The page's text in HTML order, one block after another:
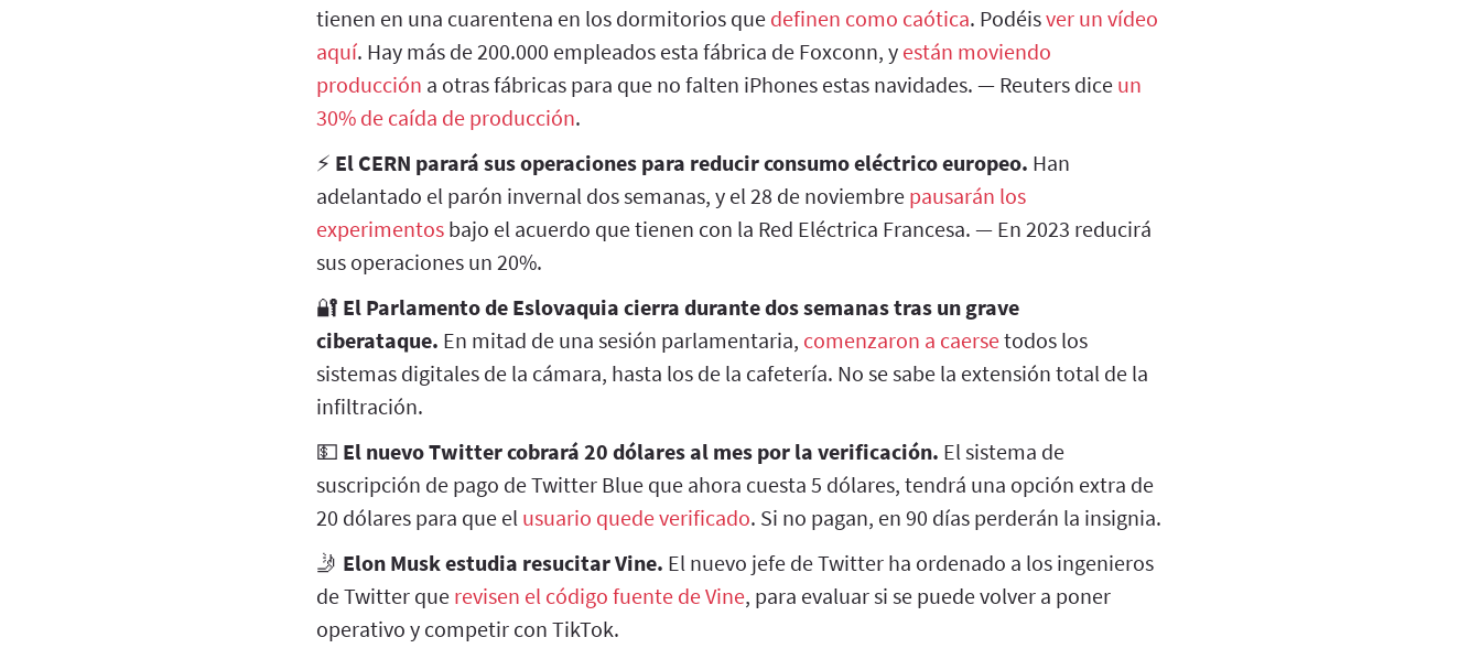
tienen en una cuarentena en los dormitorios que definen como caótica. Podéisver un vídeo
aquí. Hay más de 200.000 empleados esta fábrica de Foxconn, y están moviendo
producción a otras fábricas para que no falten iPhones estas navidades. — Reuters dice un
30% de caída de producción.
⚡ El CERN parará sus operaciones para reducir consumo eléctrico europeo. Han
adelantado el parón invernal dos semanas, y el 28 de noviembre pausarán los
experimentos bajo el acuerdo que tienen con la Red Eléctrica Francesa. — En 2023 reducirá
sus operaciones un 20%.
🔐 El Parlamento de Eslovaquia cierra durante dos semanas tras un grave
ciberataque. En mitad de una sesión parlamentaria, comenzaron a caersetodos los
sistemas digitales de la cámara, hasta los de la cafetería. No se sabe la extensión total de la
infiltración.
💵 El nuevo Twitter cobrará 20 dólares al mes por la verificación. El sistema de
suscripción de pago de Twitter Blue que ahora cuesta 5 dólares, tendrá una opción extra de
20 dólares para que el usuario quede verificado. Si no pagan, en 90 días perderán la insignia.
🤳 Elon Musk estudia resucitar Vine. El nuevo jefe de Twitter ha ordenado a los ingenieros
de Twitter que revisen el código fuente de Vine, para evaluar si se puede volver a poner
operativo y competir con TikTok.